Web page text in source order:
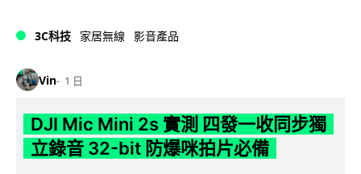
3C科技 家居無線 影音產品
Vin 1 日
DJI Mic Mini 2s 實測 四發一收同步獨
立錄音 32-bit 防爆咪拍片必備